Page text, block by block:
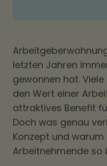
letzten Jahren
gewonnen hat.
den Wert einer
attraktives Benefit
Doch was genau
Konzept und warum
Arbeitnehmende so